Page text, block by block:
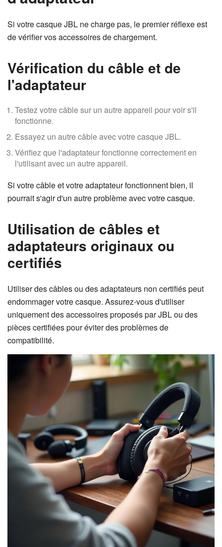
Si votre casque JBL ne charge pas, le premier réflexe est
de vérifier vos accessoires de chargement.
Vérification du câble et de
l'adaptateur
Testez votre câble sur un autre appareil pour voir s'il
fonctionne.
Essayez un autre câble avec votre casque JBL.
Vérifiez que l'adaptateur fonctionne correctement en
l'utilisant avec un autre appareil.
Si votre câble et votre adaptateur fonctionnent bien, il
pourrait s'agir d'un autre problème avec votre casque.
Utilisation de câbles et
adaptateurs originaux ou
certifiés
Utiliser des câbles ou des adaptateurs non certifiés peut
endommager votre casque. Assurez-vous d'utiliser
uniquement des accessoires proposés par JBL ou des
pièces certifiées pour éviter des problèmes de
compatibilité.